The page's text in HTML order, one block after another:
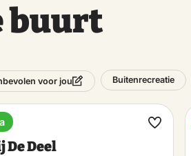
buurt
voor jou Buitenrecreatie
De Deel
Maak